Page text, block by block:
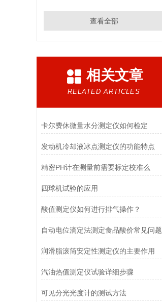
查看全部
相关文章
RELATED ARTICLES
卡尔费休微量水分测定仪如何检定
发动机冷却液冰点测定仪的功能特点
精密PH计在测量前需要标定校准么
四球机试验的应用
酸值测定仪如何进行排气操作？
自动电位滴定法测定食品酸价常见问题
润滑脂滚筒安定性测定仪的主要作用
汽油热值测定仪试验详细步骤
可见分光光度计的测试方法